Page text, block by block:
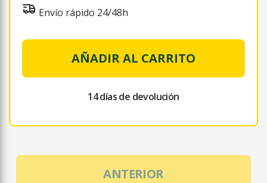
Envío rápido 24/48h
AÑADIR AL CARRITO
14 días de devolución
ANTERIOR